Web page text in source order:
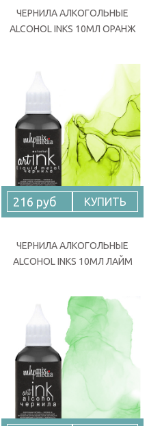
ЧЕРНИЛА АЛКОГОЛЬНЫЕ
ALCOHOL INKS 10МЛ ОРАНЖ
216 руб КУПИТЬ
ЧЕРНИЛА АЛКОГОЛЬНЫЕ
ALCOHOL INKS 10МЛ ЛАЙМ